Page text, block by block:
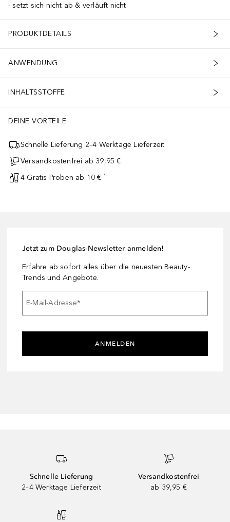
setzt sich nicht ab & verläuft nicht
PRODUKTDETAILS
ANWENDUNG
INHALTSSTOFFE
DEINE VORTEILE
Schnelle Lieferung 2–4 Werktage Lieferzeit
Versandkostenfrei ab 39,95 €
4 Gratis-Proben ab 10 € ¹
Jetzt zum Douglas-Newsletter anmelden!
Erfahre ab sofort alles über die neuesten Beauty-
Trends und Angebote.
E-Mail-Adresse*
ANMELDEN
Schnelle Lieferung
2–4 Werktage Lieferzeit
Versandkostenfrei
ab 39,95 €